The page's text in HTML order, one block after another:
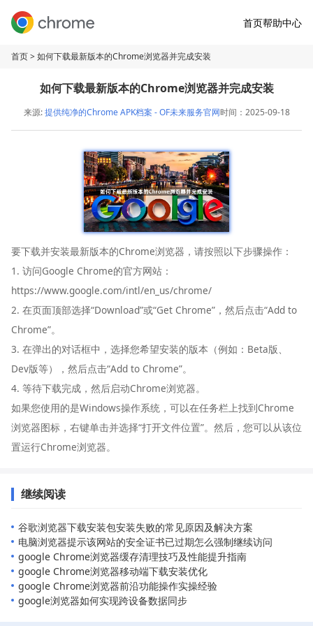
首页帮助中心
首页> 如何下载最新版本的Chrome浏览器并完成安装
如何下载最新版本的Chrome浏览器并完成安装
来源:提供纯净的Chrome APK档案 - OF未来服务官网时间：2025-09-18
要下载并安装最新版本的Chrome浏览器，请按照以下步骤操作：
1. 访问Google Chrome的官方网站：
https://www.google.com/intl/en_us/chrome/
2. 在页面顶部选择“Download”或“Get Chrome”，然后点击“Add to
Chrome”。
3. 在弹出的对话框中，选择您希望安装的版本（例如：Beta版、
Dev版等），然后点击“Add to Chrome”。
4. 等待下载完成，然后启动Chrome浏览器。
如果您使用的是Windows操作系统，可以在任务栏上找到Chrome
浏览器图标，右键单击并选择“打开文件位置”。然后，您可以从该位
置运行Chrome浏览器。
继续阅读
谷歌浏览器下载安装包安装失败的常见原因及解决方案
电脑浏览器提示该网站的安全证书已过期怎么强制继续访问
google Chrome浏览器缓存清理技巧及性能提升指南
google Chrome浏览器移动端下载安装优化
google Chrome浏览器前沿功能操作实操经验
google浏览器如何实现跨设备数据同步